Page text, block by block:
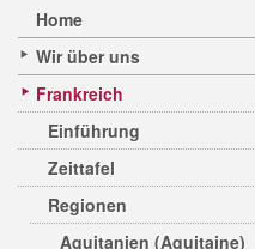
Home
Wir über uns
Frankreich
Einführung
Zeittafel
Regionen
Aquitanien (Aquitaine)